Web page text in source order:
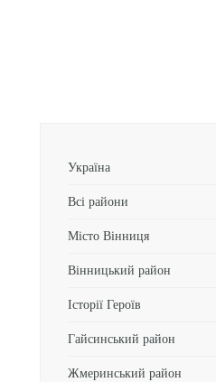
Україна
Всі райони
Місто Вінниця
Вінницький район
Історії Героїв
Гайсинський район
Жмеринський район